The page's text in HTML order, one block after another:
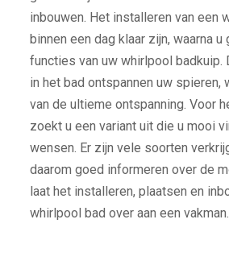
inbouwen. Het installeren van een
binnen een dag klaar zijn, waarna u
functies van uw whirlpool badkuip.
in het bad ontspannen uw spieren,
van de ultieme ontspanning. Voor
zoekt u een variant uit die u mooi
wensen. Er zijn vele soorten
daarom goed informeren over de
laat het installeren, plaatsen en
whirlpool bad over aan een vakman.